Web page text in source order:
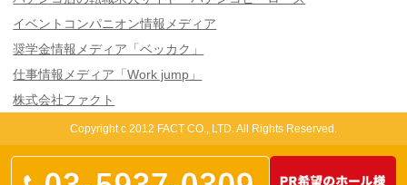
イベントコンパニオン情報メディア
奨学金情報メディア「ベッカク」
仕事情報メディア「Work jump」
株式会社ファクト
Copyright c 2012 FACT CO., LTD. All Rights Reserved.